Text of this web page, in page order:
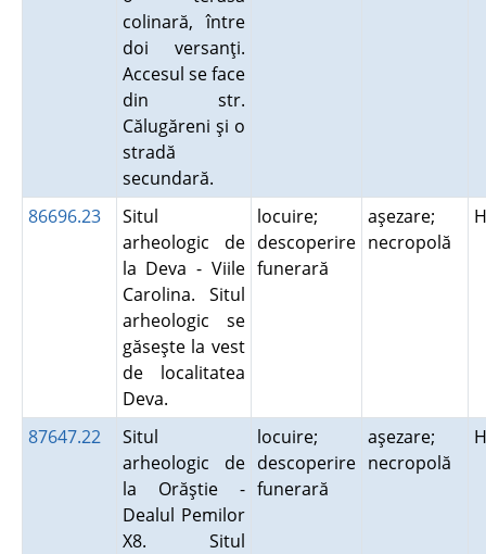
colinară, între
doi versanţi.
Accesul se face
din str.
Călugăreni şi o
stradă
secundară.
86696.23
Situl
arheologic de
la Deva - Viile
Carolina. Situl
arheologic se
găseşte la vest
de localitatea
Deva.
locuire;
descoperire
funerară
aşezare;
necropolă
87647.22
Situl
arheologic de
la Orăştie -
Dealul Pemilor
X8. Situl
locuire;
descoperire
funerară
aşezare;
necropolă